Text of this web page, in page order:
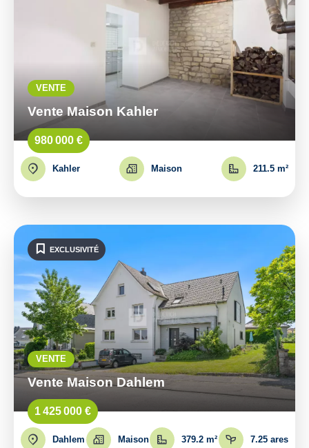
VENTE
Vente Maison Kahler
980 000 €
Kahler Maison 211.5 m²
VENTE
Vente Maison Dahlem
1 425 000 €
Dahlem Maison 379.2 m² 7.25 ares
EXCLUSIVITÉ